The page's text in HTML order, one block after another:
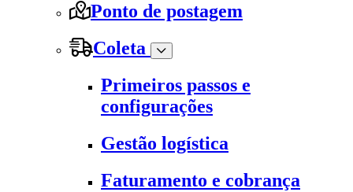
Ponto de postagem
Coleta
Primeiros passos e
configurações
Gestão logística
Faturamento e cobrança